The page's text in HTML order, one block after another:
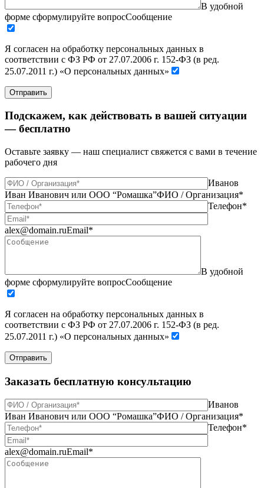
В удобной
форме сформулируйте вопросСообщение
Я согласен на обработку персональных данных в
соответствии с ФЗ РФ от 27.07.2006 г. 152-ФЗ (в ред.
25.07.2011 г.) «О персональных данных»
Отправить
Подскажем, как действовать в вашей ситуации
— бесплатно
Оставьте заявку — наш специалист свяжется с вами в течение
рабочего дня
Иванов
Иван Иванович или ООО “Ромашка”ФИО / Организация*
Телефон*
alex@domain.ruEmail*
В удобной
форме сформулируйте вопросСообщение
Я согласен на обработку персональных данных в
соответствии с ФЗ РФ от 27.07.2006 г. 152-ФЗ (в ред.
25.07.2011 г.) «О персональных данных»
Отправить
Заказать бесплатную консультацию
Иванов
Иван Иванович или ООО “Ромашка”ФИО / Организация*
Телефон*
alex@domain.ruEmail*